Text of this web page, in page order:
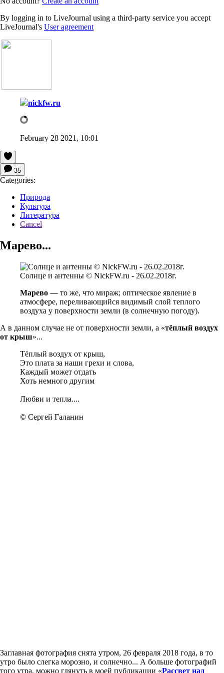
By logging in to LiveJournal using a third-party service you accept
LiveJournal's User agreement
nickfw.ru
February 28 2021, 10:01
35
Categories:
Природа
Культура
Литература
Cancel
Марево...
Солнце и антенны © NickFW.ru - 26.02.2018г.
Марево — то же, что мираж; оптическое явление в
атмосфере, переливающийся видимый слой теплого
воздуха у поверхности земли (в солнечную погоду).
А в данном случае не от поверхности земли, а «тёплый воздух
от крыш»...
Тёплый воздух от крыш,
Это плата за наши грехи и слова,
Каждый может отдать
Хоть немного другим
Любви и тепла....
© Сергей Галанин
Заглавная фотография снята утром, 26 февраля 2018 года, в то
утро было слегка морозно, и солнечно... А больше фотографий
того утра, можно глянуть в моей публикации «Рассвет над